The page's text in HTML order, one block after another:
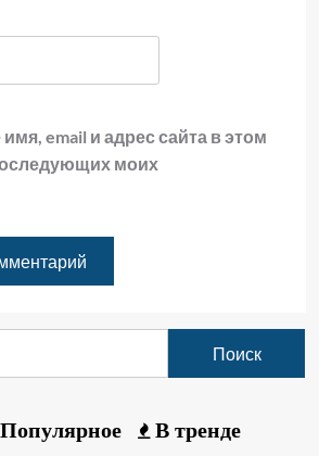
email и адрес сайта в этом
моих
В тренде